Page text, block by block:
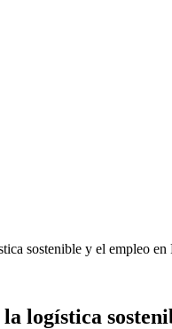
sostenible y el empleo en
logística